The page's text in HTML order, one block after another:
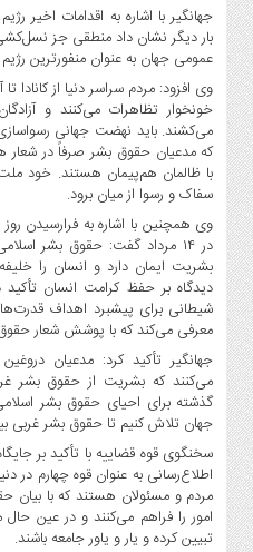
جهانگیر با اشاره به اقدامات اخیر
بار دیگر نشان داد منطقی جز
عمومی جهان به عنوان منفورترین
وی افزود: مردم سراسر دنیا از کانادا
خونخوار تظاهرات می‌کنند و
می‌کشند. باید نهضت جهانی
که مدعیان حقوق بشر صرفاً در شعار
با ظالمان هم‌پیمان هستند. خود
سفاک و رسوا از میان برود.
وی همچنین با اشاره به فرارسیدن
در ۱۴ مرداد گفت: حقوق بشر
بشریت ایمان دارد و انسان را
دیدگاه بر حفظ کرامت انسان
شیطانی برای پیشبرد اهداف
معرفی می‌کند که با پوشش شعار
جهانگیر تأکید کرد: مدعیان
می‌کنند که بشریت از حقوق بشر
گذشته برای احیای حقوق بشر
جهان تلاش کنیم تا حقوق بشر
سخنگوی قوه قضاییه با تأکید بر
اطلاع‌رسانی به عنوان قوه چهارم در
مردم و مسئولان هستند که با بیان
امور را فراهم می‌کنند و در عین
تبیین کرده و یار و یاور جامعه باشند.